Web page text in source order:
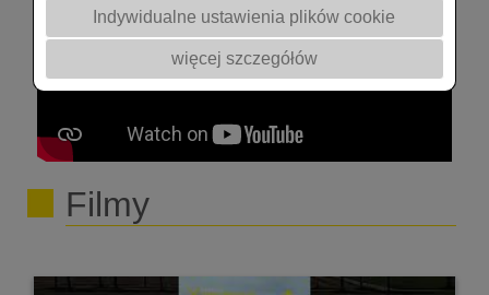
Indywidualne ustawienia plików cookie
więcej szczegółów
@akademiarzepaku5409 #rolnictwo #rzepak
#nasiona
Filmy